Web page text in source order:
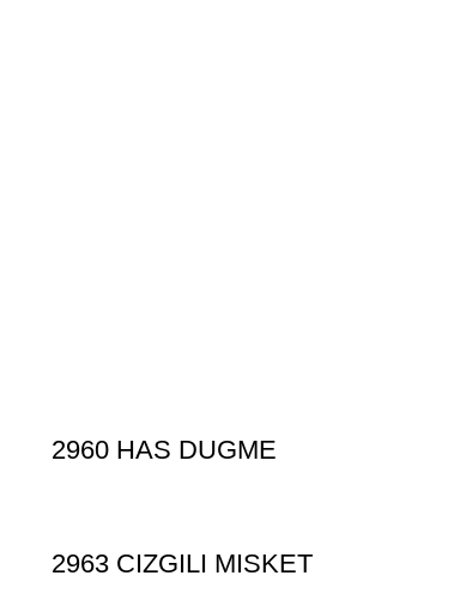
2960 HAS DUGME
2963 CIZGILI MISKET